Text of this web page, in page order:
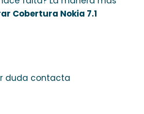
Cobertura Nokia 7.1
duda contacta